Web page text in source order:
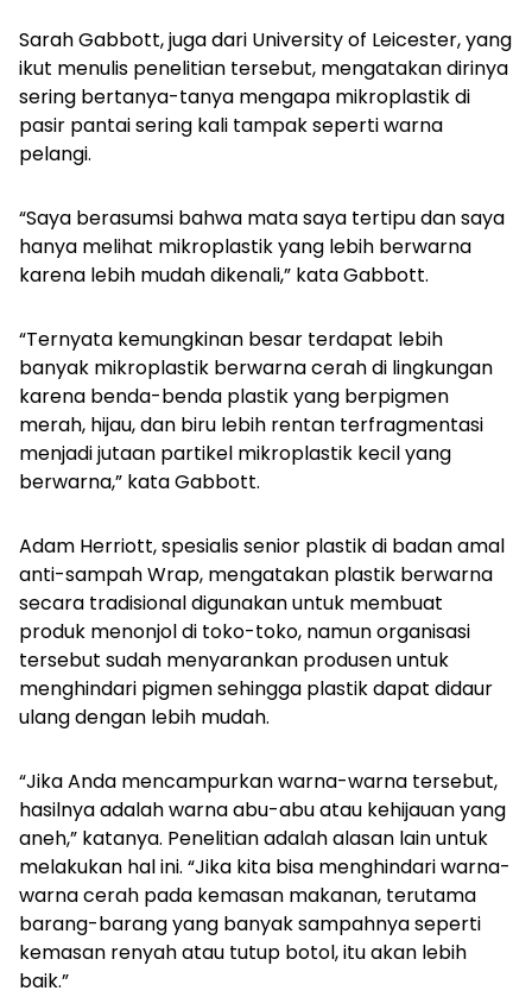
Sarah Gabbott, juga dari University of Leicester, yang
ikut menulis penelitian tersebut, mengatakan dirinya
sering bertanya-tanya mengapa mikroplastik di
pasir pantai sering kali tampak seperti warna
pelangi.
“Saya berasumsi bahwa mata saya tertipu dan saya
hanya melihat mikroplastik yang lebih berwarna
karena lebih mudah dikenali,” kata Gabbott.
“Ternyata kemungkinan besar terdapat lebih
banyak mikroplastik berwarna cerah di lingkungan
karena benda-benda plastik yang berpigmen
merah, hijau, dan biru lebih rentan terfragmentasi
menjadi jutaan partikel mikroplastik kecil yang
berwarna,” kata Gabbott.
Adam Herriott, spesialis senior plastik di badan amal
anti-sampah Wrap, mengatakan plastik berwarna
secara tradisional digunakan untuk membuat
produk menonjol di toko-toko, namun organisasi
tersebut sudah menyarankan produsen untuk
menghindari pigmen sehingga plastik dapat didaur
ulang dengan lebih mudah.
“Jika Anda mencampurkan warna-warna tersebut,
hasilnya adalah warna abu-abu atau kehijauan yang
aneh,” katanya. Penelitian adalah alasan lain untuk
melakukan hal ini. “Jika kita bisa menghindari warna-
warna cerah pada kemasan makanan, terutama
barang-barang yang banyak sampahnya seperti
kemasan renyah atau tutup botol, itu akan lebih
baik.”